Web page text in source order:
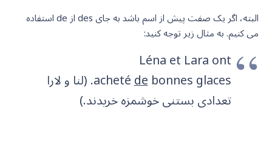
البته، اگر یک صفت پیش از اسم باشد به جای des از de استفاده
می کنیم. به مثال زیر توجه کنید:
Léna et Lara ont
achetéde
bonnes glaces. (لنا و لارا
تعدادی بستنی خوشمزه خریدند.)